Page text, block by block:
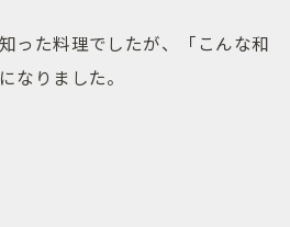
った料理でしたが、「こんな和
なりました。